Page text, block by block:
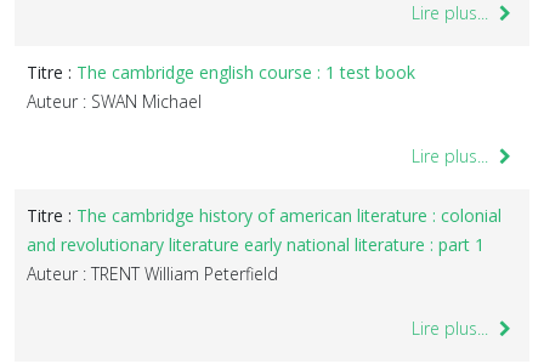
Lire plus...
Titre : The cambridge english course : 1 test book
Auteur : SWAN Michael
Lire plus...
Titre : The cambridge history of american literature : colonial
and revolutionary literature early national literature : part 1
Auteur : TRENT William Peterfield
Lire plus...